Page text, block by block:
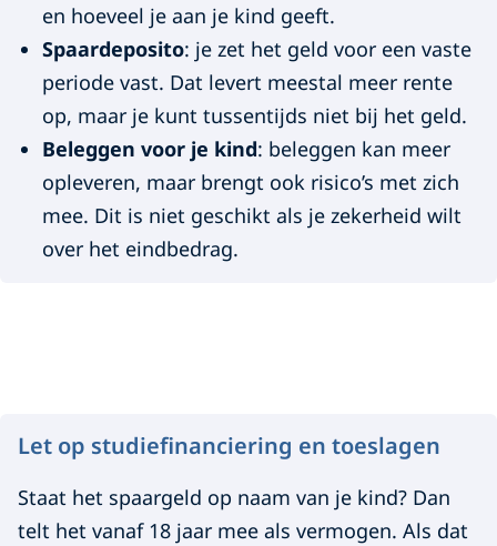
en hoeveel je aan je kind geeft.
Spaardeposito: je zet het geld voor een vaste
periode vast. Dat levert meestal meer rente
op, maar je kunt tussentijds niet bij het geld.
Beleggen voor je kind: beleggen kan meer
opleveren, maar brengt ook risico’s met zich
mee. Dit is niet geschikt als je zekerheid wilt
over het eindbedrag.
Let op studiefinanciering en toeslagen
Staat het spaargeld op naam van je kind? Dan
telt het vanaf 18 jaar mee als vermogen. Als dat